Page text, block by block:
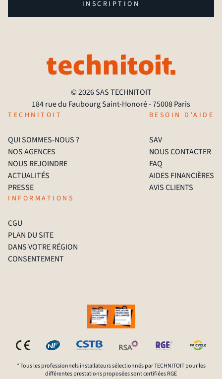
INSCRIPTION
© 2026 SAS TECHNITOIT
184 rue du Faubourg Saint-Honoré - 75008 Paris
TECHNITOIT
QUI SOMMES-NOUS ?
NOS AGENCES
NOUS REJOINDRE
ACTUALITÉS
PRESSE
BESOIN D'AIDE
SAV
NOUS CONTACTER
FAQ
AIDES FINANCIÈRES
AVIS CLIENTS
INFORMATIONS
CGU
PLAN DU SITE
DANS VOTRE RÉGION
CONSENTEMENT
* Tous les professionnels installateurs sélectionnés par TECHNITOIT pour les
différentes prestations proposées sont certifiées RGE